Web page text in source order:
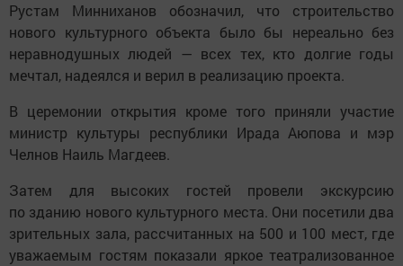
Рустам Минниханов обозначил, что строительство
нового культурного объекта было бы нереально без
неравнодушных людей — всех тех, кто долгие годы
мечтал, надеялся и верил в реализацию проекта.
В церемонии открытия кроме того приняли участие
министр культуры республики Ирада Аюпова и мэр
Челнов Наиль Магдеев.
Затем для высоких гостей провели экскурсию
по зданию нового культурного места. Они посетили два
зрительных зала, рассчитанных на 500 и 100 мест, где
уважаемым гостям показали яркое театрализованное